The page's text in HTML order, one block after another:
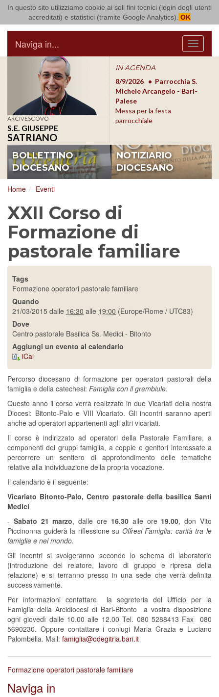
In questo sito utilizziamo cookie ai soli fini tecnici (login degli utenti
accreditati) e statistici (tramite Google Analytics). OK
Arcidiocesi di Bari Bitonto
Menu
Naviga in...
ARCIVESCOVO
S.E. GIUSEPPE
SATRIANO
IN AGENDA
8/17/2026
Conversano
Conferenza Episcopale
Pugliese
8/9/2026
Parrocchia S.
Michele Arcangelo - Bari-
Palese
Messa per la festa
parrocchiale
BOLLETTINO
DIOCESANO
NOTIZIARIO
DIOCESANO
Home Eventi
XXII Corso di
Formazione di
pastorale familiare
Tags
Formazione operatori pastorale familiare
Quando
21/03/2015 dalle 16:30 alle 19:00 (Europe/Rome / UTC83)
Dove
Centro pastorale Basilica Ss. Medici - Bitonto
Aggiungi un evento al calendario
iCal
Percorso diocesano di formazione per operatori pastorali della
famiglia e della catechesi: Famiglia con il grembiule.
Questo anno il corso verrà realizzato in due Vicariati della nostra
Diocesi: Bitonto-Palo e VIII Vicariato. Gli incontri saranno aperti
anche ad operatori appartenenti agli altri vicariati.
Il corso è indirizzato ad operatori della Pastorale Familiare, a
componenti dei gruppi famiglia, a coppie e genitori interessate a
percorrere un sentiero di approfondimento delle tematiche
relative alla individuazione della propria vocazione.
Il calendario è il seguente:
Vicariato Bitonto-Palo, Centro pastorale della basilica Santi
Medici
- Sabato 21 marzo, dalle ore 16.30alle ore 19.00, don Vito
Piccinonna guiderà la riflessione su Offresi Famiglia: carità tra le
famiglie e nel mondo.
Gli incontri si svolgeranno secondo lo schema di laboratorio
(introduzione del relatore, lavoro di gruppo e ripresa della
relazione) e si terranno presso in una sede che verrà definita
successivamente.
Per informazioni contattare la segreteria del Ufficio per la
Famiglia della Arcidiocesi di Bari-Bitonto a vostra disposizione
ogni giovedì dalle 10.00 alle 12.00 Tel. 080 5288413 Fax 080
5690230. Oppure contattare i coniugi Maria Grazia e Luciano
Palombella. Mail: famiglia@odegitria.bari.it
Formazione operatori pastorale familiare
Naviga in